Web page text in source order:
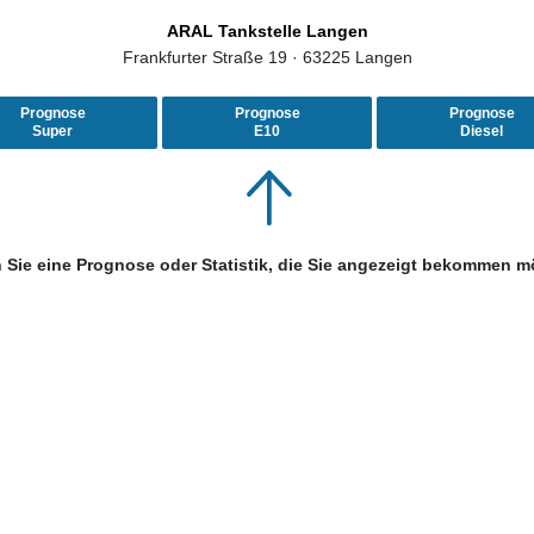
ARAL Tankstelle Langen
Frankfurter Straße 19 · 63225 Langen
Prognose
Super
Prognose
E10
Prognose
Diesel
Sie eine Prognose oder Statistik, die Sie angezeigt bekommen